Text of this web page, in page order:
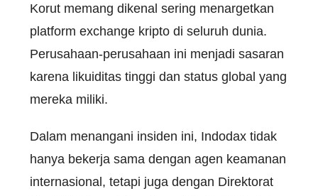
Korut memang dikenal sering menargetkan
platform exchange kripto di seluruh dunia.
Perusahaan-perusahaan ini menjadi sasaran
karena likuiditas tinggi dan status global yang
mereka miliki.
Dalam menangani insiden ini, Indodax tidak
hanya bekerja sama dengan agen keamanan
internasional, tetapi juga dengan Direktorat